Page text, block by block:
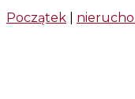
Początek